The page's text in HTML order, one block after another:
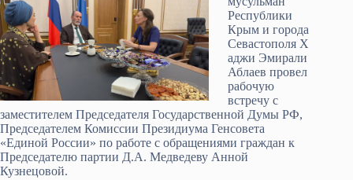
Республики
Крым и города
Севастополя Х
аджи Эмирали
Аблаев провел
рабочую
встречу с
заместителем Председателя Государственной Думы РФ,
Председателем Комиссии Президиума Генсовета
«Единой России» по работе с обращениями граждан к
Председателю партии Д.А. Медведеву Анной
Кузнецовой.